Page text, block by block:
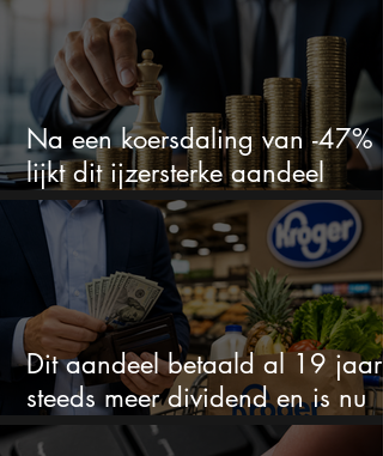
Na een koersdaling van -47%
lijkt dit ijzersterke aandeel
aantrekkelijker dan ooit
Dit aandeel betaald al 19 jaar
steeds meer dividend en is nu
goedkoop